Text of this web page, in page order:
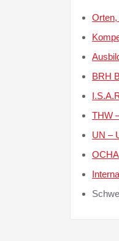
BRH
THW
UN –